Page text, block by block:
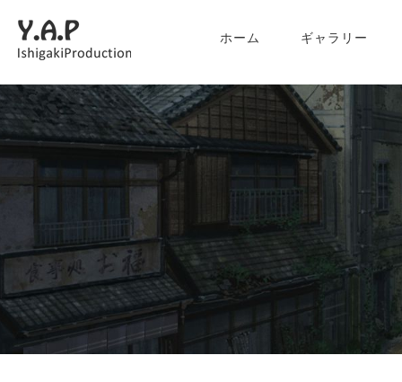
ホーム ギャラリー